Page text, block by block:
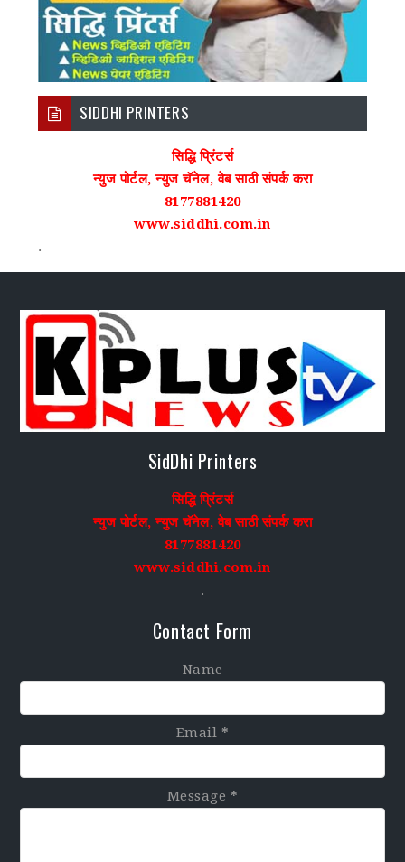
SIDDHI PRINTERS
सिद्धि प्रिंटर्स
न्युज पोर्टल, न्युज चॅनेल, वेब साठी संपर्क करा
8177881420
www.siddhi.com.in
.
SidDhi Printers
सिद्धि प्रिंटर्स
न्युज पोर्टल, न्युज चॅनेल, वेब साठी संपर्क करा
8177881420
www.siddhi.com.in
.
Contact Form
Name
Email *
Message *